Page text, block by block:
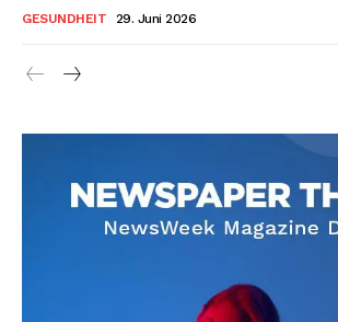
GESUNDHEIT 29. Juni 2026